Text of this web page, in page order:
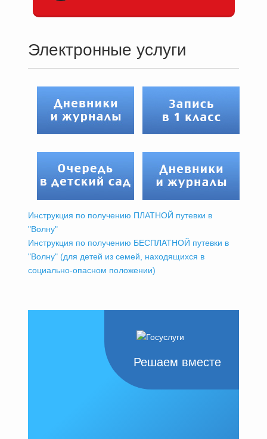
Электронные услуги
Инструкция по получению ПЛАТНОЙ путевки в
"Волну"
Инструкция по получению БЕСПЛАТНОЙ путевки в
"Волну" (для детей из семей, находящихся в
социально-опасном положении)
Решаем вместе